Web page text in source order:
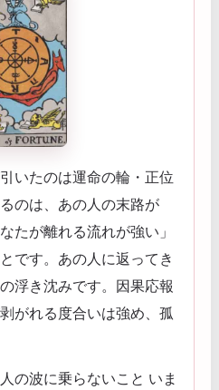
いたのは運命の輪・正位
のは、あの人の末路が
たが離れる流れが強い」
です。あの人に返ってき
浮き沈みです。因果応報
がれる度合いは強め、孤
の波に乗らないこと いま